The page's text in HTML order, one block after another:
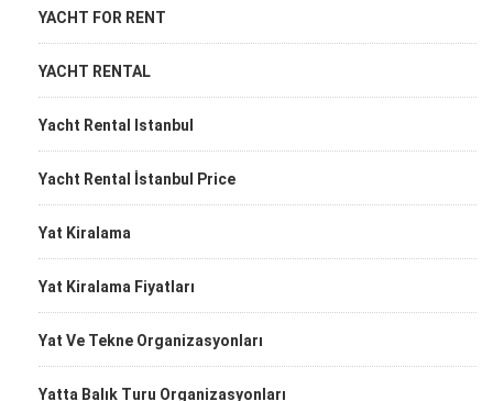
YACHT FOR RENT
YACHT RENTAL
Yacht Rental Istanbul
Yacht Rental İstanbul Price
Yat Kiralama
Yat Kiralama Fiyatları
Yat Ve Tekne Organizasyonları
Yatta Balık Turu Organizasyonları